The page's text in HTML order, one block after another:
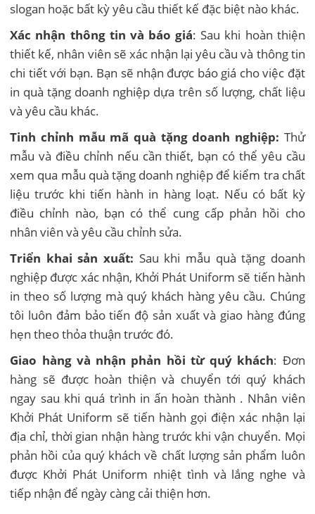
slogan hoặc bất kỳ yêu cầu thiết kế đặc biệt nào khác.
Xác nhận thông tin và báo giá: Sau khi hoàn thiện
thiết kế, nhân viên sẽ xác nhận lại yêu cầu và thông tin
chi tiết với bạn. Bạn sẽ nhận được báo giá cho việc đặt
in quà tặng doanh nghiệp dựa trên số lượng, chất liệu
và yêu cầu khác.
Tinh chỉnh mẫu mã quà tặng doanh nghiệp: Thử
mẫu và điều chỉnh nếu cần thiết, bạn có thể yêu cầu
xem qua mẫu quà tặng doanh nghiệp để kiểm tra chất
liệu trước khi tiến hành in hàng loạt. Nếu có bất kỳ
điều chỉnh nào, bạn có thể cung cấp phản hồi cho
nhân viên và yêu cầu chỉnh sửa.
Triển khai sản xuất: Sau khi mẫu quà tặng doanh
nghiệp được xác nhận, Khởi Phát Uniform sẽ tiến hành
in theo số lượng mà quý khách hàng yêu cầu. Chúng
tôi luôn đảm bảo tiến độ sản xuất và giao hàng đúng
hẹn theo thỏa thuận trước đó.
Giao hàng và nhận phản hồi từ quý khách: Đơn
hàng sẽ được hoàn thiện và chuyển tới quý khách
ngay sau khi quá trình in ấn hoàn thành . Nhân viên
Khởi Phát Uniform sẽ tiến hành gọi điện xác nhận lại
địa chỉ, thời gian nhận hàng trước khi vận chuyển. Mọi
phản hồi của quý khách về chất lượng sản phẩm luôn
được Khởi Phát Uniform nhiệt tình và lắng nghe và
tiếp nhận để ngày càng cải thiện hơn.